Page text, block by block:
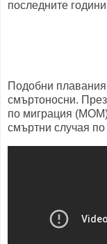
последните
Подобни
смъртоносни.
по миграция
смъртни случая